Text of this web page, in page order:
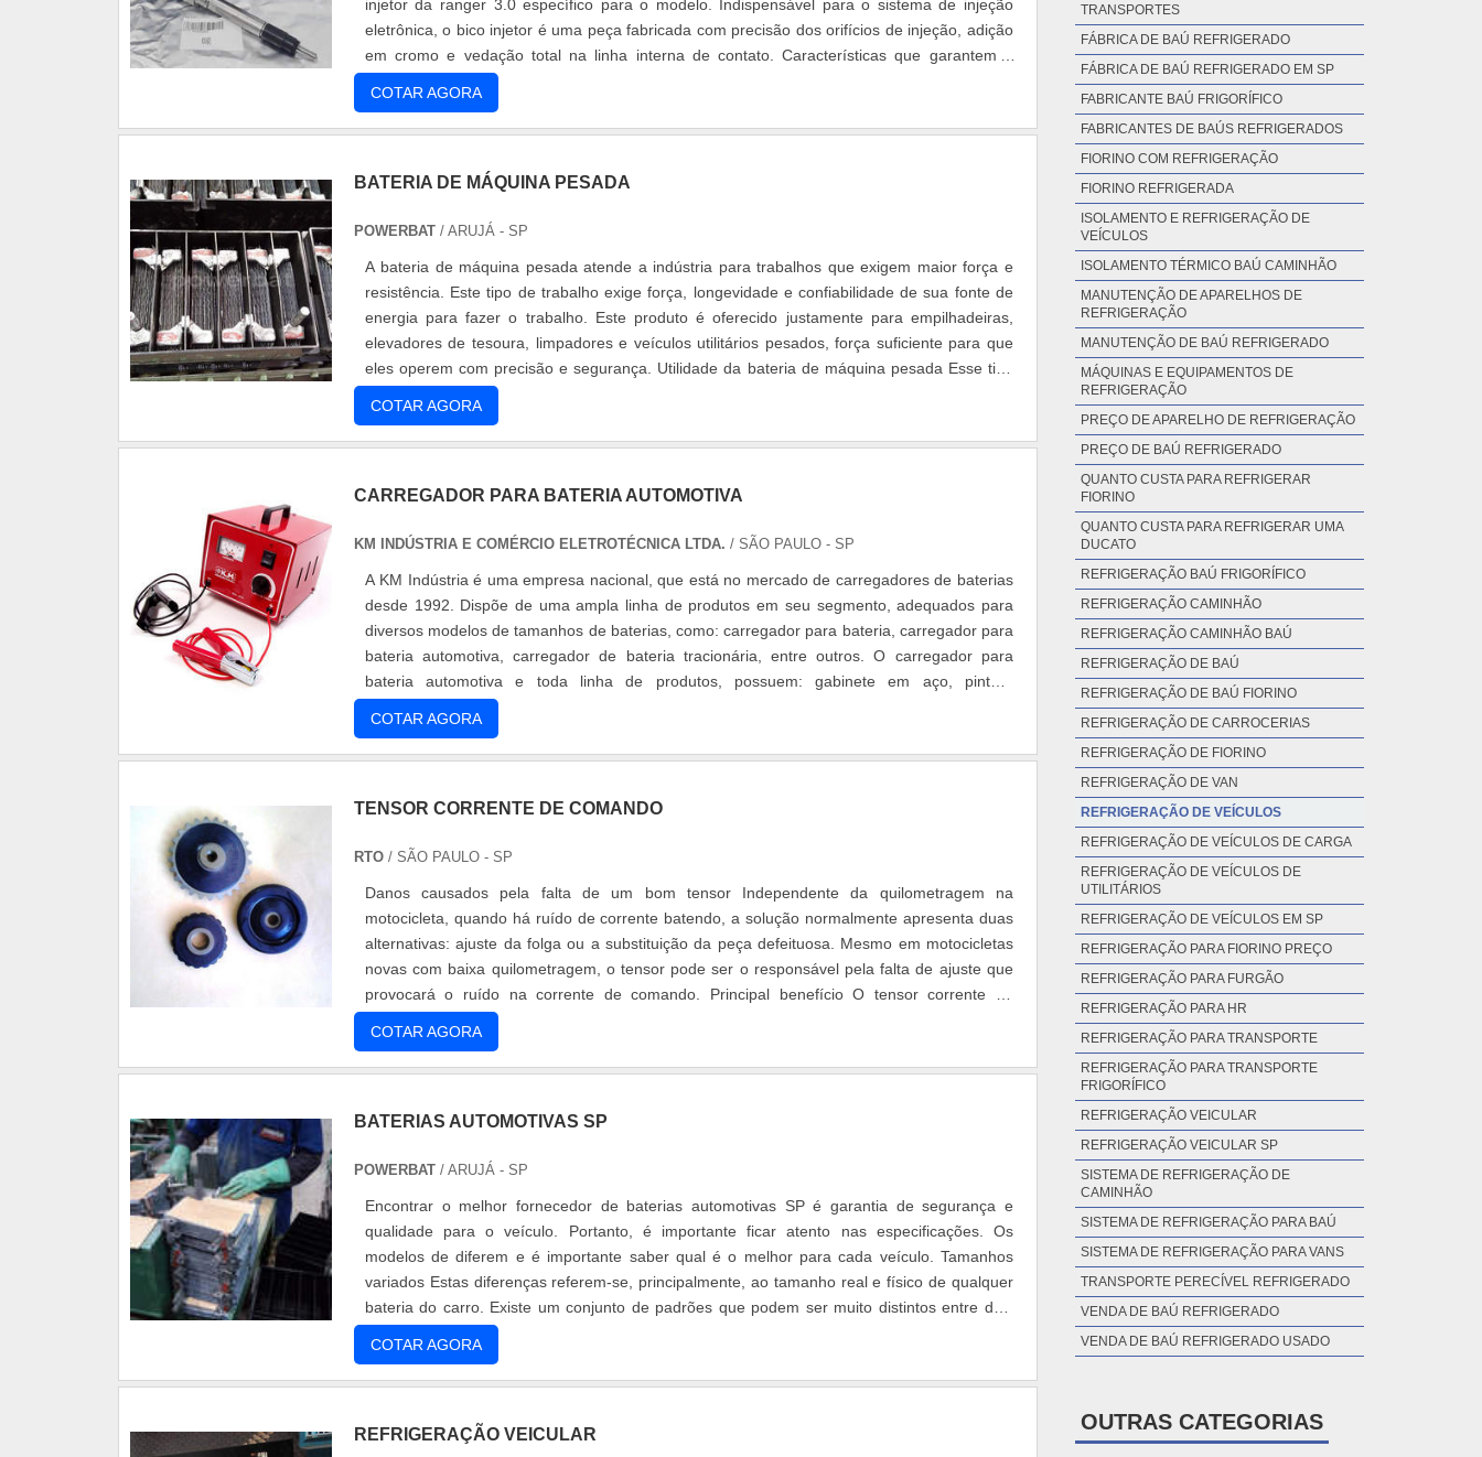
injetor da ranger 3.0 específico para o modelo. Indispensável para o sistema de injeção
eletrônica, o bico injetor é uma peça fabricada com precisão dos orifícios de injeção, adição
em cromo e vedação total na linha interna de contato. Características que garantem a
COTAR AGORA
BATERIA DE MÁQUINA PESADA
POWERBAT/ ARUJÁ - SP
A bateria de máquina pesada atende a indústria para trabalhos que exigem maior força e
resistência. Este tipo de trabalho exige força, longevidade e confiabilidade de sua fonte de
energia para fazer o trabalho. Este produto é oferecido justamente para empilhadeiras,
elevadores de tesoura, limpadores e veículos utilitários pesados, força suficiente para que
eles operem com precisão e segurança. Utilidade da bateria de máquina pesada Esse tipo
COTAR AGORA
CARREGADOR PARA BATERIA AUTOMOTIVA
KM INDÚSTRIA E COMÉRCIO ELETROTÉCNICA LTDA. / SÃO PAULO - SP
A KM Indústria é uma empresa nacional, que está no mercado de carregadores de baterias
desde 1992. Dispõe de uma ampla linha de produtos em seu segmento, adequados para
diversos modelos de tamanhos de baterias, como: carregador para bateria, carregador para
bateria automotiva, carregador de bateria tracionária, entre outros. O carregador para
bateria automotiva e toda linha de produtos, possuem: gabinete em aço, pintura
eletrostática e transf. ....
COTAR AGORA
TENSOR CORRENTE DE COMANDO
RTO/ SÃO PAULO - SP
Danos causados pela falta de um bom tensor Independente da quilometragem na
motocicleta, quando há ruído de corrente batendo, a solução normalmente apresenta duas
alternativas: ajuste da folga ou a substituição da peça defeituosa. Mesmo em motocicletas
novas com baixa quilometragem, o tensor pode ser o responsável pela falta de ajuste que
provocará o ruído na corrente de comando. Principal benefício O tensor corrente de
comando aument....
COTAR AGORA
BATERIAS AUTOMOTIVAS SP
POWERBAT/ ARUJÁ - SP
Encontrar o melhor fornecedor de baterias automotivas SP é garantia de segurança e
qualidade para o veículo. Portanto, é importante ficar atento nas especificações. Os
modelos de diferem e é importante saber qual é o melhor para cada veículo. Tamanhos
variados Estas diferenças referem-se, principalmente, ao tamanho real e físico de qualquer
bateria do carro. Existe um conjunto de padrões que podem ser muito distintos entre dois
COTAR AGORA
REFRIGERAÇÃO VEICULAR
TRANSPORTES
FÁBRICA DE BAÚ REFRIGERADO
FÁBRICA DE BAÚ REFRIGERADO EM SP
FABRICANTE BAÚ FRIGORÍFICO
FABRICANTES DE BAÚS REFRIGERADOS
FIORINO COM REFRIGERAÇÃO
FIORINO REFRIGERADA
ISOLAMENTO E REFRIGERAÇÃO DE
VEÍCULOS
ISOLAMENTO TÉRMICO BAÚ CAMINHÃO
MANUTENÇÃO DE APARELHOS DE
REFRIGERAÇÃO
MANUTENÇÃO DE BAÚ REFRIGERADO
MÁQUINAS E EQUIPAMENTOS DE
REFRIGERAÇÃO
PREÇO DE APARELHO DE REFRIGERAÇÃO
PREÇO DE BAÚ REFRIGERADO
QUANTO CUSTA PARA REFRIGERAR
FIORINO
QUANTO CUSTA PARA REFRIGERAR UMA
DUCATO
REFRIGERAÇÃO BAÚ FRIGORÍFICO
REFRIGERAÇÃO CAMINHÃO
REFRIGERAÇÃO CAMINHÃO BAÚ
REFRIGERAÇÃO DE BAÚ
REFRIGERAÇÃO DE BAÚ FIORINO
REFRIGERAÇÃO DE CARROCERIAS
REFRIGERAÇÃO DE FIORINO
REFRIGERAÇÃO DE VAN
REFRIGERAÇÃO DE VEÍCULOS
REFRIGERAÇÃO DE VEÍCULOS DE CARGA
REFRIGERAÇÃO DE VEÍCULOS DE
UTILITÁRIOS
REFRIGERAÇÃO DE VEÍCULOS EM SP
REFRIGERAÇÃO PARA FIORINO PREÇO
REFRIGERAÇÃO PARA FURGÃO
REFRIGERAÇÃO PARA HR
REFRIGERAÇÃO PARA TRANSPORTE
REFRIGERAÇÃO PARA TRANSPORTE
FRIGORÍFICO
REFRIGERAÇÃO VEICULAR
REFRIGERAÇÃO VEICULAR SP
SISTEMA DE REFRIGERAÇÃO DE
CAMINHÃO
SISTEMA DE REFRIGERAÇÃO PARA BAÚ
SISTEMA DE REFRIGERAÇÃO PARA VANS
TRANSPORTE PERECÍVEL REFRIGERADO
VENDA DE BAÚ REFRIGERADO
VENDA DE BAÚ REFRIGERADO USADO
OUTRAS CATEGORIAS